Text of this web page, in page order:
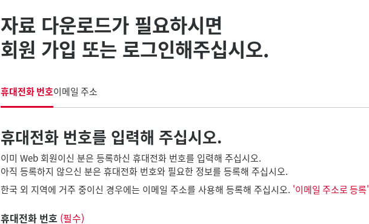
자료 다운로드가 필요하시면
회원 가입 또는 로그인해주십시오.
휴대전화 번호이메일 주소
휴대전화 번호를 입력해 주십시오.
이미 Web 회원이신 분은 등록하신 휴대전화 번호를 입력해 주십시오.
아직 등록하지 않으신 분은 휴대전화 번호와 필요한 정보를 등록해 주십시오.
한국 외 지역에 거주 중이신 경우에는 이메일 주소를 사용해 등록해 주십시오. '이메일 주소로 등록'
휴대전화 번호 (필수)